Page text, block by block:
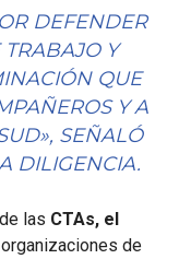
DEFENDER
Y
QUE
Y A
SEÑALÓ
DILIGENCIA.
las CTAs, el
de